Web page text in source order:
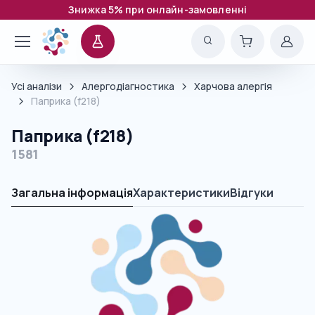
Знижка 5% при онлайн-замовленні
Усі аналізи Алергодіагностика
Харчова алергія
Паприка (f218)
Паприка (f218)
1581
Загальна інформаціяХарактеристикиВідгуки